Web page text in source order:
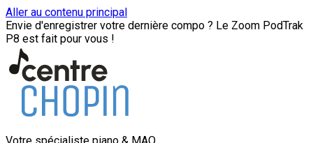
Aller au contenu principal
Envie d'enregistrer votre dernière compo ? Le Zoom PodTrak
P8 est fait pour vous !